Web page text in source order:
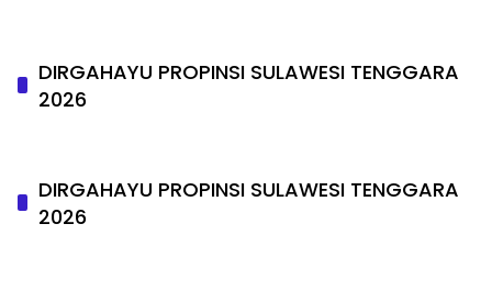
DIRGAHAYU PROPINSI SULAWESI TENGGARA
2026
DIRGAHAYU PROPINSI SULAWESI TENGGARA
2026